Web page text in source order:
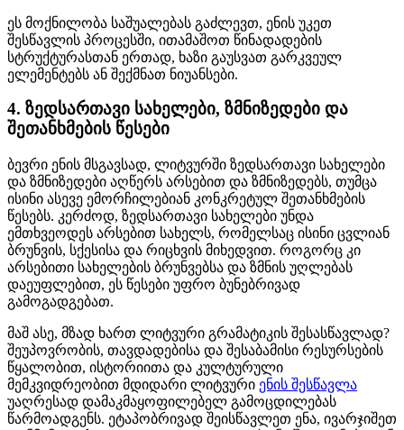
ეს მოქნილობა საშუალებას გაძლევთ, ენის უკეთ
შესწავლის პროცესში, ითამაშოთ წინადადების
სტრუქტურასთან ერთად, ხაზი გაუსვათ გარკვეულ
ელემენტებს ან შექმნათ ნიუანსები.
4. ზედსართავი სახელები, ზმნიზედები და
შეთანხმების წესები
ბევრი ენის მსგავსად, ლიტვურში ზედსართავი სახელები
და ზმნიზედები აღწერს არსებით და ზმნიზედებს, თუმცა
ისინი ასევე ემორჩილებიან კონკრეტულ შეთანხმების
წესებს. კერძოდ, ზედსართავი სახელები უნდა
ემთხვეოდეს არსებით სახელს, რომელსაც ისინი ცვლიან
ბრუნვის, სქესისა და რიცხვის მიხედვით. როგორც კი
არსებითი სახელების ბრუნვებსა და ზმნის უღლებას
დაეუფლებით, ეს წესები უფრო ბუნებრივად
გამოგადგებათ.
მაშ ასე, მზად ხართ ლიტვური გრამატიკის შესასწავლად?
შეუპოვრობის, თავდადებისა და შესაბამისი რესურსების
წყალობით, ისტორიითა და კულტურული
მემკვიდრეობით მდიდარი ლიტვური ენის შესწავლა
უაღრესად დამაკმაყოფილებელ გამოცდილებას
წარმოადგენს. ეტაპობრივად შეისწავლეთ ენა, ივარჯიშეთ